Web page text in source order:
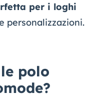
per i loghi
personalizzazioni.
polo